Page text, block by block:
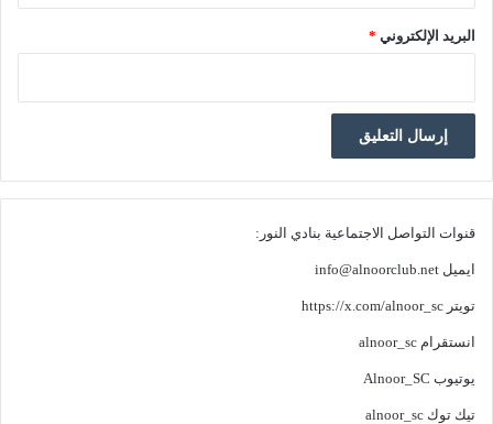
البريد الإلكتروني *
قنوات التواصل الاجتماعية بنادي النور:
ايميل info@alnoorclub.net
تويتر https://x.com/alnoor_sc
انستقرام alnoor_sc
يوتيوب Alnoor_SC
تيك توك alnoor_sc